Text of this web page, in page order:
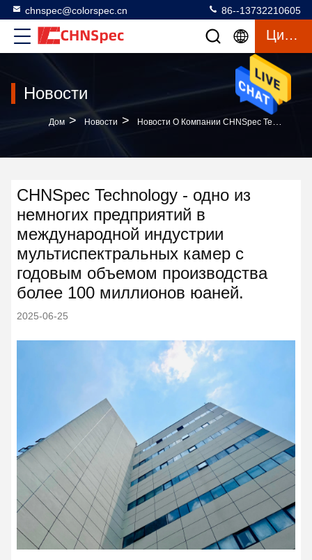
chnspec@colorspec.cn 86--13732210605
Цитата
Новости
Дом > Новости > Новости О Компании CHNSpec Technology - Одно Из Немногих Предприятий В Международной Индустрии Мультиспектральных Камер С Годовым Объемом Производства Более 100 Миллионов Юаней.
CHNSpec Technology - одно из
немногих предприятий в
международной индустрии
мультиспектральных камер с
годовым объемом производства
более 100 миллионов юаней.
2025-06-25